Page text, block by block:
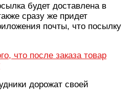
будет доставлена в
сразу же придет
почты, что посылку
что после заказа товар
дорожат своей